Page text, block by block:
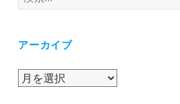
索:
アーカイブ
ア